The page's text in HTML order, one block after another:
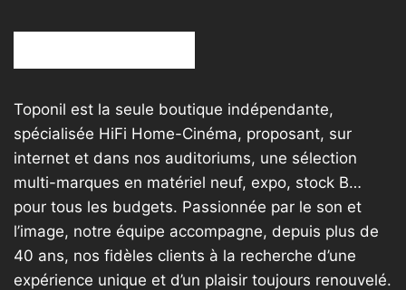
Toponil est la seule boutique indépendante,
spécialisée HiFi Home-Cinéma, proposant, sur
internet et dans nos auditoriums, une sélection
multi-marques en matériel neuf, expo, stock B…
pour tous les budgets. Passionnée par le son et
l’image, notre équipe accompagne, depuis plus de
40 ans, nos fidèles clients à la recherche d’une
expérience unique et d’un plaisir toujours renouvelé.